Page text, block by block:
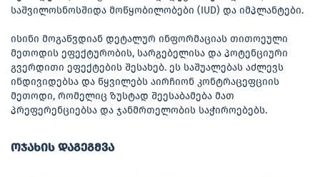
საშვილოსნოსშიდა მოწყობილობები (IUD) და იმპლანტები.
ისინი მოგაწვდიან დეტალურ ინფორმაციას თითოეული
მეთოდის ეფექტურობის, სარგებელისა და პოტენციური
გვერდითი ეფექტების შესახებ. ეს საშუალებას აძლევს
ინდივიდებსა და წყვილებს აირჩიონ კონტრაცეფციის
მეთოდი, რომელიც ზუსტად შეესაბამება მათ
პრეფერენციებსა და ჯანმრთელობის საჭიროებებს.
ოჯახის დაგეგმვა